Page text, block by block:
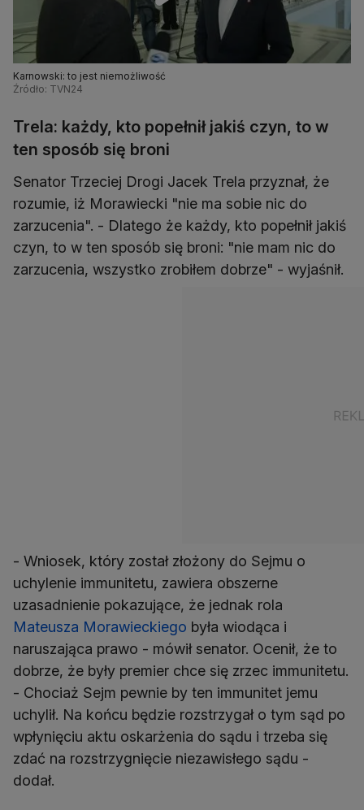
Karnowski: to jest niemożliwość
Źródło: TVN24
Trela: każdy, kto popełnił jakiś czyn, to w
ten sposób się broni
Senator Trzeciej Drogi Jacek Trela przyznał, że
rozumie, iż Morawiecki "nie ma sobie nic do
zarzucenia". - Dlatego że każdy, kto popełnił jakiś
czyn, to w ten sposób się broni: "nie mam nic do
zarzucenia, wszystko zrobiłem dobrze" - wyjaśnił.
- Wniosek, który został złożony do Sejmu o
uchylenie immunitetu, zawiera obszerne
uzasadnienie pokazujące, że jednak rola
Mateusza Morawieckiego była wiodąca i
naruszająca prawo - mówił senator. Ocenił, że to
dobrze, że były premier chce się zrzec immunitetu.
- Chociaż Sejm pewnie by ten immunitet jemu
uchylił. Na końcu będzie rozstrzygał o tym sąd po
wpłynięciu aktu oskarżenia do sądu i trzeba się
zdać na rozstrzygnięcie niezawisłego sądu -
dodał.